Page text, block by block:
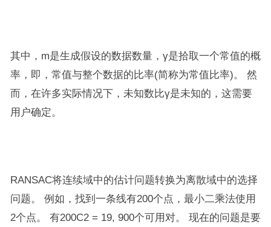
其中，m是生成假设的数据数量，γ是拾取一个常值的概
率，即，常值与整个数据的比率(简称为常值比率)。 然
而，在许多实际情况下，未知数比γ是未知的，这需要
用户确定。
RANSAC将连续域中的估计问题转换为离散域中的选择
问题。 例如，找到一条线有200个点，最小二乘法使用
2个点。 有200C2 = 19, 900个可用对。 现在的问题是要